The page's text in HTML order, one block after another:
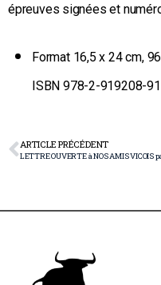
épreuves signées et
Format 16,5 x 24 cm,
ISBN 978-2-919208-
ARTICLE PRÉCÉDENT